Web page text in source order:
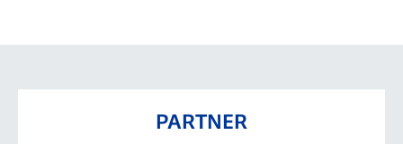
PARTNER